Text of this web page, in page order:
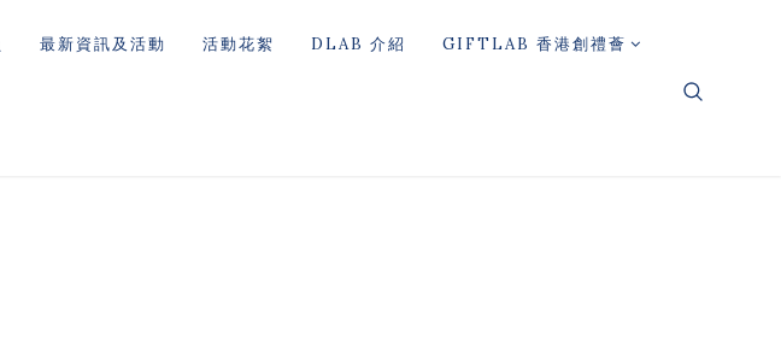
最新資訊及活動 活動花絮 DLAB 介紹 GIFTLAB 香港創禮薈